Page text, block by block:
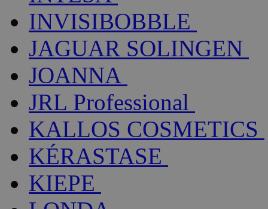
INVISIBOBBLE
JAGUAR SOLINGEN
JOANNA
JRL Professional
KALLOS COSMETICS
KÉRASTASE
KIEPE